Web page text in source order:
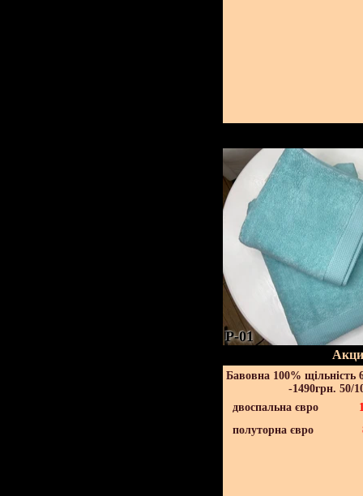
P-01
Бавовна 100% щільність
-1490грн. 50/
двоспальна євро
полуторна євро